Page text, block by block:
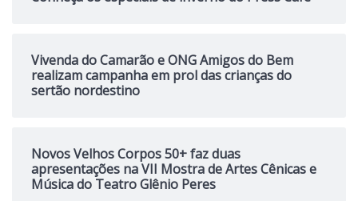
Vivenda do Camarão e ONG Amigos do Bem
realizam campanha em prol das crianças do
sertão nordestino
Novos Velhos Corpos 50+ faz duas
apresentações na VII Mostra de Artes Cênicas e
Música do Teatro Glênio Peres